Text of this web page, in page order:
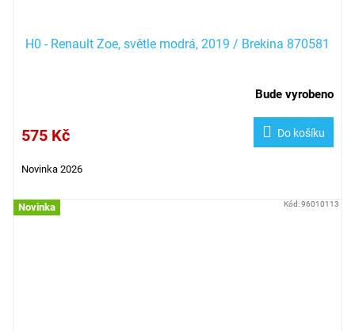
H0 - Renault Zoe, světle modrá, 2019 / Brekina 870581
Bude vyrobeno
575 Kč Do košíku
Novinka 2026
Novinka Kód:96010113